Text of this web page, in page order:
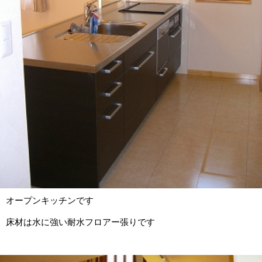
オープンキッチンです
床材は水に強い耐水フロアー張りです